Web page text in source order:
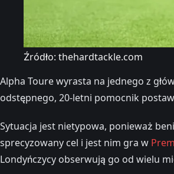
Źródło: thehardtackle.com
Alpha Toure wyrasta na jednego z
odstępnego, 20-letni pomocnik
Sytuacja jest nietypowa, ponieważ
sprecyzowany cel i jest nim gra w
Londyńczycy obserwują go od wielu